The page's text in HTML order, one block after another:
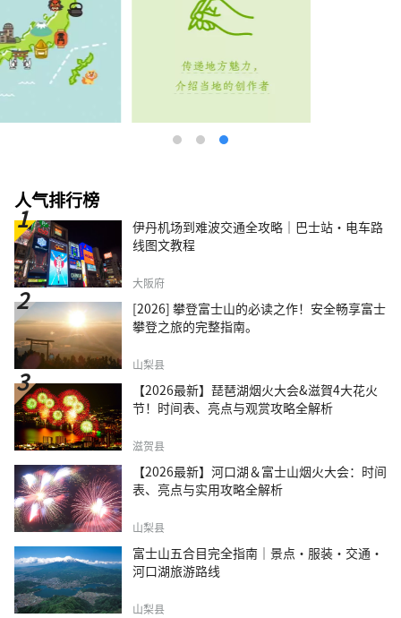
人气排行榜
伊丹机场到难波交通全攻略｜巴士站・电车路
线图文教程
大阪府
[2026] 攀登富士山的必读之作！安全畅享富士
攀登之旅的完整指南。
山梨县
【2026最新】琵琶湖烟火大会&滋賀4大花火
节！时间表、亮点与观赏攻略全解析
滋贺县
【2026最新】河口湖＆富士山烟火大会：时间
表、亮点与实用攻略全解析
山梨县
富士山五合目完全指南｜景点·服装·交通·
河口湖旅游路线
山梨县